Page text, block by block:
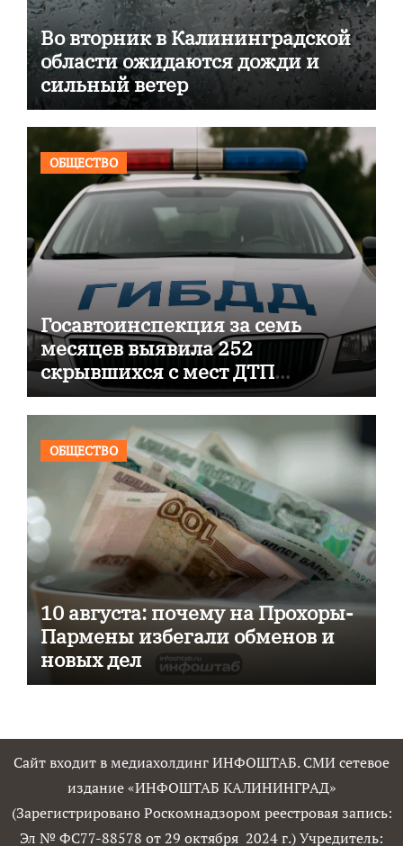
Во вторник в Калининградской
области ожидаются дожди и
сильный ветер
ОБЩЕСТВО
Госавтоинспекция за семь
месяцев выявила 252
скрывшихся с мест ДТП
водителя
ОБЩЕСТВО
10 августа: почему на Прохоры-
Пармены избегали обменов и
новых дел
Сайт входит в медиахолдинг ИНФОШТАБ. СМИ сетевое
издание «ИНФОШТАБ КАЛИНИНГРАД»
(Зарегистрировано Роскомнадзором реестровая запись:
Эл № ФС77-88578 от 29 октября 2024 г.) Учредитель: